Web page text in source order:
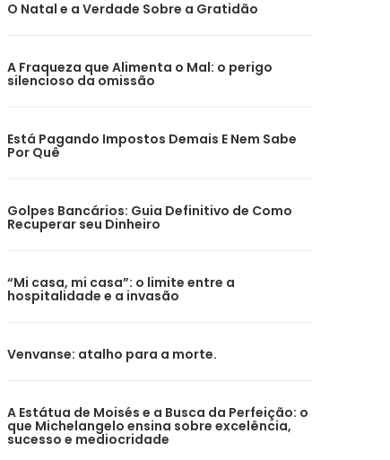
O Natal e a Verdade Sobre a Gratidão
A Fraqueza que Alimenta o Mal: o perigo
silencioso da omissão
Está Pagando Impostos Demais E Nem Sabe
Por Quê
Golpes Bancários: Guia Definitivo de Como
Recuperar seu Dinheiro
“Mi casa, mi casa”: o limite entre a
hospitalidade e a invasão
Venvanse: atalho para a morte.
A Estátua de Moisés e a Busca da Perfeição: o
que Michelangelo ensina sobre excelência,
sucesso e mediocridade